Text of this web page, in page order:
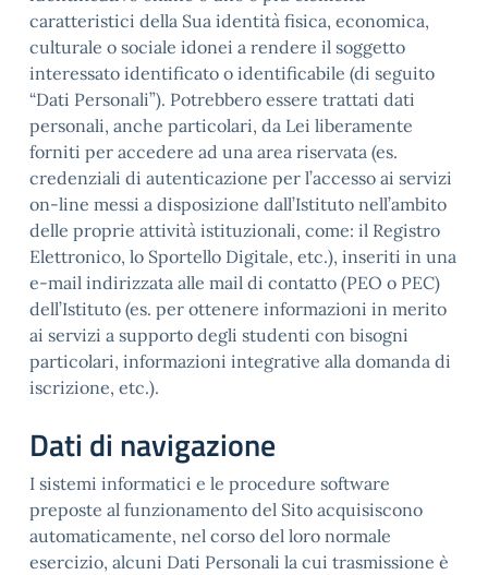
caratteristici della Sua identità fisica, economica,
culturale o sociale idonei a rendere il soggetto
interessato identificato o identificabile (di seguito
“Dati Personali”). Potrebbero essere trattati dati
personali, anche particolari, da Lei liberamente
forniti per accedere ad una area riservata (es.
credenziali di autenticazione per l’accesso ai servizi
on-line messi a disposizione dall’Istituto nell’ambito
delle proprie attività istituzionali, come: il Registro
Elettronico, lo Sportello Digitale, etc.), inseriti in una
e-mail indirizzata alle mail di contatto (PEO o PEC)
dell’Istituto (es. per ottenere informazioni in merito
ai servizi a supporto degli studenti con bisogni
particolari, informazioni integrative alla domanda di
iscrizione, etc.).
Dati di navigazione
I sistemi informatici e le procedure software
preposte al funzionamento del Sito acquisiscono
automaticamente, nel corso del loro normale
esercizio, alcuni Dati Personali la cui trasmissione è